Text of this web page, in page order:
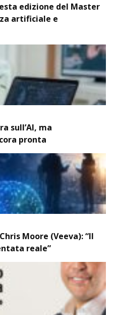
edizione del Master
artificiale e
sull’AI, ma
pronta
Moore (Veeva): “Il
reale”